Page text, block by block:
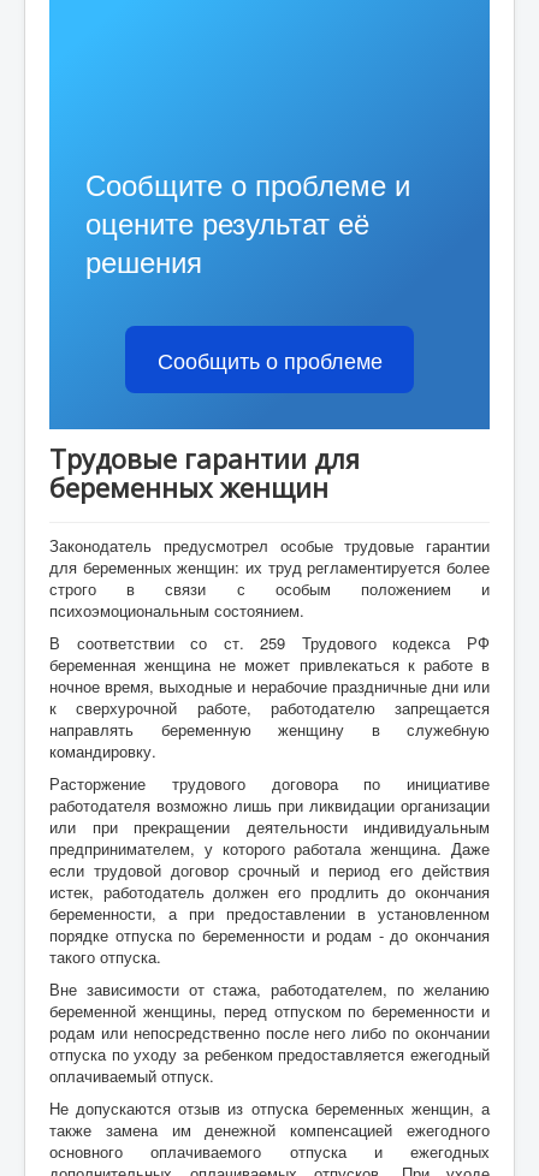
Сообщите о проблеме и
оцените результат её
решения
Сообщить о проблеме
Трудовые гарантии для
беременных женщин
Законодатель предусмотрел особые трудовые гарантии
для беременных женщин: их труд регламентируется более
строго в связи с особым положением и
психоэмоциональным состоянием.
В соответствии со ст. 259 Трудового кодекса РФ
беременная женщина не может привлекаться к работе в
ночное время, выходные и нерабочие праздничные дни или
к сверхурочной работе, работодателю запрещается
направлять беременную женщину в служебную
командировку.
Расторжение трудового договора по инициативе
работодателя возможно лишь при ликвидации организации
или при прекращении деятельности индивидуальным
предпринимателем, у которого работала женщина. Даже
если трудовой договор срочный и период его действия
истек, работодатель должен его продлить до окончания
беременности, а при предоставлении в установленном
порядке отпуска по беременности и родам - до окончания
такого отпуска.
Вне зависимости от стажа, работодателем, по желанию
беременной женщины, перед отпуском по беременности и
родам или непосредственно после него либо по окончании
отпуска по уходу за ребенком предоставляется ежегодный
оплачиваемый отпуск.
Не допускаются отзыв из отпуска беременных женщин, а
также замена им денежной компенсацией ежегодного
основного оплачиваемого отпуска и ежегодных